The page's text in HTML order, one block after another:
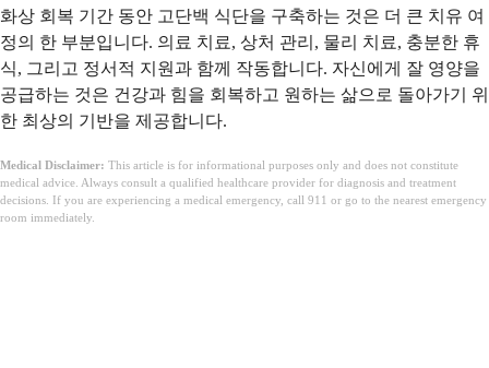
화상 회복 기간 동안 고단백 식단을 구축하는 것은 더 큰 치유 여
정의 한 부분입니다. 의료 치료, 상처 관리, 물리 치료, 충분한 휴
식, 그리고 정서적 지원과 함께 작동합니다. 자신에게 잘 영양을
공급하는 것은 건강과 힘을 회복하고 원하는 삶으로 돌아가기 위
한 최상의 기반을 제공합니다.
Medical Disclaimer: This article is for informational purposes only and does not constitute
medical advice. Always consult a qualified healthcare provider for diagnosis and treatment
decisions. If you are experiencing a medical emergency, call 911 or go to the nearest emergency
room immediately.